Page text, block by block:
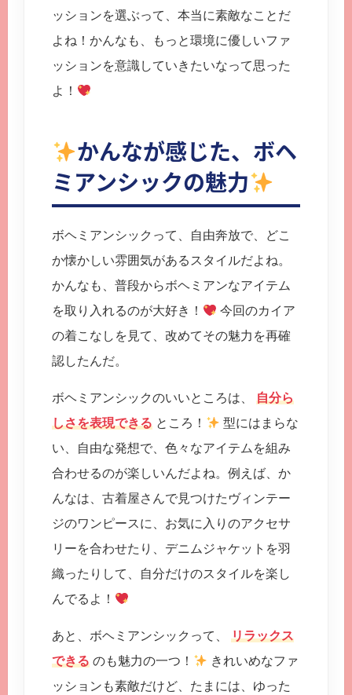
ッションを選ぶって、本当に素敵なことだ
よね！かんなも、もっと環境に優しいファ
ッションを意識していきたいなって思った
よ！
かんなが感じた、ボヘ
ミアンシックの魅力
ボヘミアンシックって、自由奔放で、どこ
か懐かしい雰囲気があるスタイルだよね。
かんなも、普段からボヘミアンなアイテム
を取り入れるのが大好き！
今回のカイア
の着こなしを見て、改めてその魅力を再確
認したんだ。
ボヘミアンシックのいいところは、 自分ら
しさを表現できる ところ！
型にはまらな
い、自由な発想で、色々なアイテムを組み
合わせるのが楽しいんだよね。例えば、か
んなは、古着屋さんで見つけたヴィンテー
ジのワンピースに、お気に入りのアクセサ
リーを合わせたり、デニムジャケットを羽
織ったりして、自分だけのスタイルを楽し
んでるよ！
あと、ボヘミアンシックって、 リラックス
できる のも魅力の一つ！
きれいめなファ
ッションも素敵だけど、たまには、ゆった